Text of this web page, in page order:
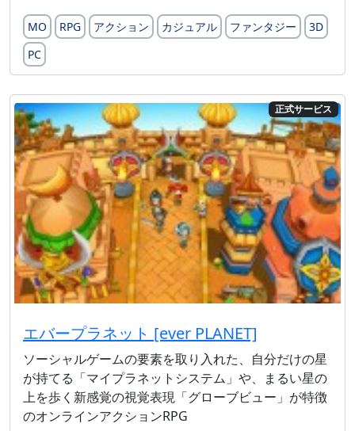
MO RPG アクション カジュアル ファンタジー
3D
PC
正式サービス
エバープラネット [ever PLANET]
ソーシャルゲームの要素を取り入れた、自分だけの星
が持てる「マイプラネットシステム」や、まるい星の
上を歩く新感覚の視覚表現「グローブビュー」が特徴
のオンラインアクションRPG